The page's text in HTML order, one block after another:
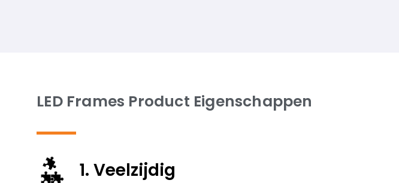
LED Frames Product Eigenschappen
1. Veelzijdig